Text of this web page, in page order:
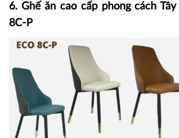
6. Ghế ăn cao cấp phong cách
8C-P